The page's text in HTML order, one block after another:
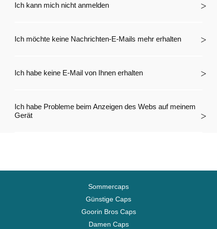
Ich kann mich nicht anmelden
Ich möchte keine Nachrichten-E-Mails mehr erhalten
Ich habe keine E-Mail von Ihnen erhalten
Ich habe Probleme beim Anzeigen des Webs auf meinem
Gerät
Sommercaps
Günstige Caps
Goorin Bros Caps
Damen Caps